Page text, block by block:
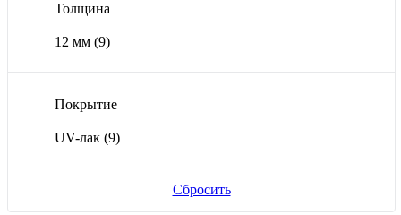
Толщина
12 мм (9)
Покрытие
UV-лак (9)
Сбросить